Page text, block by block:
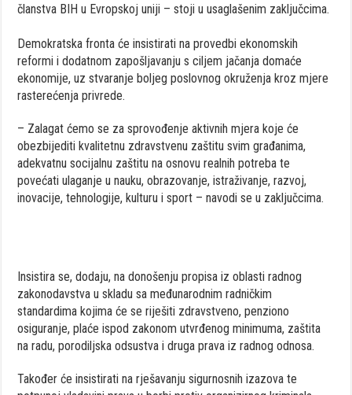
članstva BIH u Evropskoj uniji – stoji u usaglašenim zaključcima.
Demokratska fronta će insistirati na provedbi ekonomskih
reformi i dodatnom zapošljavanju s ciljem jačanja domaće
ekonomije, uz stvaranje boljeg poslovnog okruženja kroz mjere
rasterećenja privrede.
– Zalagat ćemo se za sprovođenje aktivnih mjera koje će
obezbijediti kvalitetnu zdravstvenu zaštitu svim građanima,
adekvatnu socijalnu zaštitu na osnovu realnih potreba te
povećati ulaganje u nauku, obrazovanje, istraživanje, razvoj,
inovacije, tehnologije, kulturu i sport – navodi se u zaključcima.
Insistira se, dodaju, na donošenju propisa iz oblasti radnog
zakonodavstva u skladu sa međunarodnim radničkim
standardima kojima će se riješiti zdravstveno, penziono
osiguranje, plaće ispod zakonom utvrđenog minimuma, zaštita
na radu, porodiljska odsustva i druga prava iz radnog odnosa.
Također će insistirati na rješavanju sigurnosnih izazova te